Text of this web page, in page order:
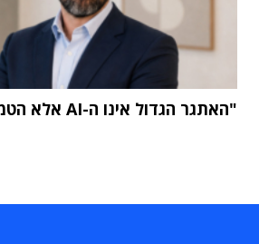
"האתגר הגדול אינו ה-AI אלא הטמעתה בארגון"